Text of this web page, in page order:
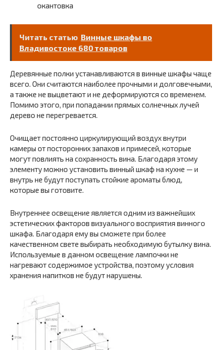
окантовка
Читать статью Винные шкафы во
Владивостоке 680 товаров
Деревянные полки устанавливаются в винные шкафы чаще
всего. Они считаются наиболее прочными и долговечными,
а также не выцветают и не деформируются со временем.
Помимо этого, при попадании прямых солнечных лучей
дерево не перегревается.
Очищает постоянно циркулирующий воздух внутри
камеры от посторонних запахов и примесей, которые
могут повлиять на сохранность вина. Благодаря этому
элементу можно установить винный шкаф на кухне — и
внутрь не будут поступать стойкие ароматы блюд,
которые вы готовите.
Внутреннее освещение является одним из важнейших
эстетических факторов визуального восприятия винного
шкафа. Благодаря ему вы сможете при более
качественном свете выбирать необходимую бутылку вина.
Используемые в данном освещение лампочки не
нагревают содержимое устройства, поэтому условия
хранения напитков не будут нарушены.